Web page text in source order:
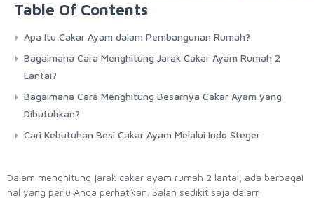
Table Of Contents
Apa Itu Cakar Ayam dalam Pembangunan Rumah?
Bagaimana Cara Menghitung Jarak Cakar Ayam Rumah 2
Lantai?
Bagaimana Cara Menghitung Besarnya Cakar Ayam yang
Dibutuhkan?
Cari Kebutuhan Besi Cakar Ayam Melalui Indo Steger
Dalam menghitung jarak cakar ayam rumah 2 lantai, ada berbagai
hal yang perlu Anda perhatikan. Salah sedikit saja dalam